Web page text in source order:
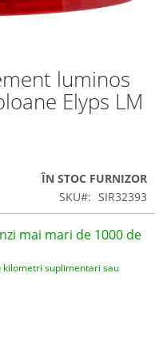
luminos
Elyps LM
ÎN STOC FURNIZOR
SKU
SIR32393
mai mari de 1000 de
kilometri suplimentari sau